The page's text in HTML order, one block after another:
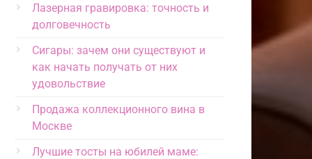
Лазерная гравировка: точность и
долговечность
Сигары: зачем они существуют и
как начать получать от них
удовольствие
Продажа коллекционного вина в
Москве
Лучшие тосты на юбилей маме: